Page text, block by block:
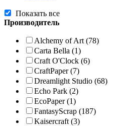
Показать все
Производитель
Alchemy of Art (78)
Carta Bella (1)
Craft O'Clock (6)
CraftPaper (7)
Dreamlight Studio (68)
Echo Park (2)
EcoPaper (1)
FantasyScrap (187)
Kaisercraft (3)